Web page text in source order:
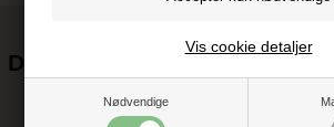
Nødvendige
Vis cookie detaljer
Det kan blive endnu
Tilmeld dig vores nyhedsbrev og gå ikke